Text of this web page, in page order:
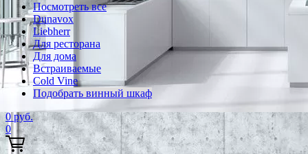
Посмотреть все
Dunavox
Liebherr
Для ресторана
Для дома
Встраиваемые
Cold Vine
Подобрать винный шкаф
0 руб.
0